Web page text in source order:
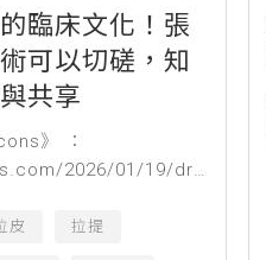
臨床文化！張
可以切磋，知
共享
》 ：
2026/01/19/dr-
皮 拉提